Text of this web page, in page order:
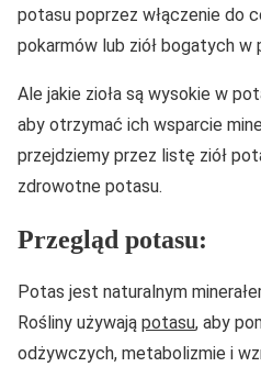
potasu poprzez włączenie do
pokarmów lub ziół bogatych w
Ale jakie zioła są wysokie w
aby otrzymać ich wsparcie
przejdziemy przez listę ziół
zdrowotne potasu.
Przegląd potasu:
Potas jest naturalnym
Rośliny używają potasu, aby
odżywczych, metabolizmie i